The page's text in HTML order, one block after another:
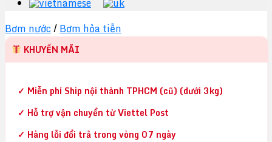
Bơm nước/Bơm hỏa tiễn
KHUYẾN MÃI
✓ Miễn phí Ship nội thành TPHCM (cũ) (dưới 3kg)
✓ Hỗ trợ vận chuyển từ Viettel Post
✓ Hàng lỗi đổi trả trong vòng 07 ngày